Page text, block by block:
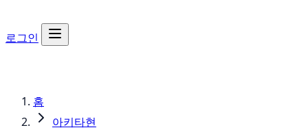
로그인
홈
아키타현